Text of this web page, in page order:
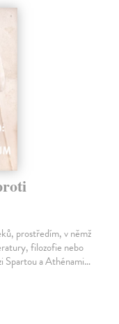
prostředím, v němž
filozofie nebo
Spartou a Athénami…